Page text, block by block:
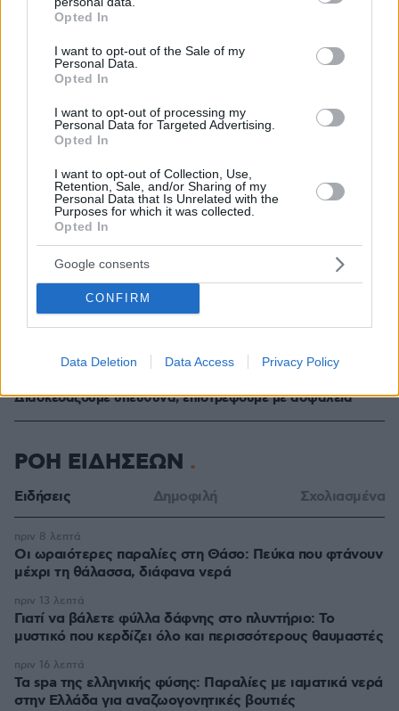
grant or deny consent to Google and its third-party tags to
use your data for below specified purposes in below Google
consent section.
Opted In
I want to opt-out of the Sale of my
Personal Data.
Opted In
I want to opt-out of processing my
Personal Data for Targeted Advertising.
Opted In
I want to opt-out of Collection, Use,
Retention, Sale, and/or Sharing of my
Personal Data that Is Unrelated with the
Purposes for which it was collected.
Opted In
Google consents
CONFIRM
Data Deletion Data Access Privacy Policy
Κάτι αλλάζει στον χάρτη της πανεπιστημιακής εκπαίδευσης
στην Ελλάδα
03.08.2026, 11:06
Εθνική Τράπεζα: Η κορυφαία επιλογή για τη χρηματοδότηση
30.07.2026, 15:25
Διασκεδάζουμε υπεύθυνα, επιστρέφουμε με ασφάλεια
ΡΟΗ ΕΙΔΗΣΕΩΝ
Ειδήσεις Δημοφιλή Σχολιασμένα
Οι ωραιότερες παραλίες στη Θάσο: Πεύκα που φτάνουν
μέχρι τη θάλασσα, διάφανα νερά
πριν 8 λεπτά
Γιατί να βάλετε φύλλα δάφνης στο πλυντήριο: Το
μυστικό που κερδίζει όλο και περισσότερους θαυμαστές
πριν 13 λεπτά
Τα spa της ελληνικής φύσης: Παραλίες με ιαματικά νερά
στην Ελλάδα για αναζωογονητικές βουτιές
πριν 16 λεπτά